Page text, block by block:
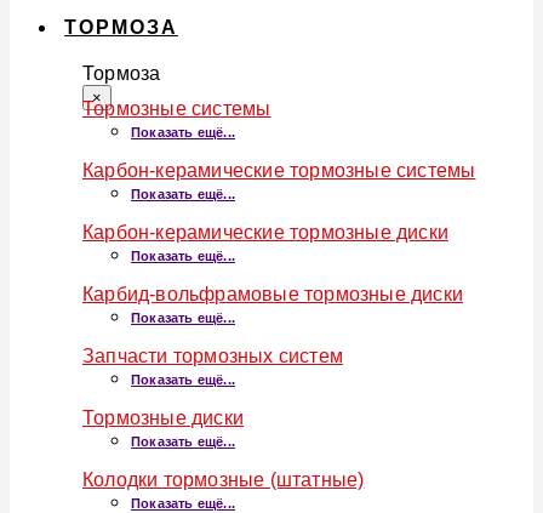
ТОРМОЗА
Тормоза
×
Тормозные системы
Показать ещё...
Карбон-керамические тормозные системы
Показать ещё...
Карбон-керамические тормозные диски
Показать ещё...
Карбид-вольфрамовые тормозные диски
Показать ещё...
Запчасти тормозных систем
Показать ещё...
Тормозные диски
Показать ещё...
Колодки тормозные (штатные)
Показать ещё...